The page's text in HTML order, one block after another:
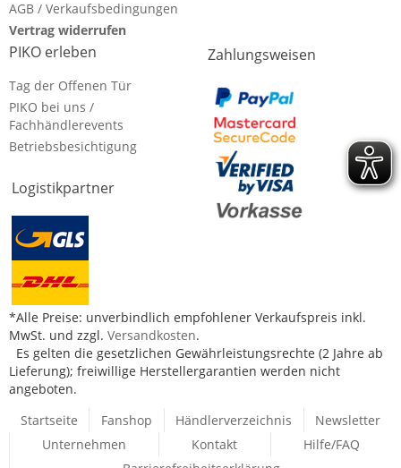
AGB / Verkaufsbedingungen
Vertrag widerrufen
PIKO erleben
Tag der Offenen Tür
PIKO bei uns /
Fachhändlerevents
Betriebsbesichtigung
Logistikpartner
Zahlungsweisen
*Alle Preise: unverbindlich empfohlener Verkaufspreis inkl.
MwSt. und zzgl. Versandkosten.
Es gelten die gesetzlichen Gewährleistungsrechte (2 Jahre ab
Lieferung); freiwillige Herstellergarantien werden nicht
angeboten.
Startseite
Fanshop Händlerverzeichnis
Newsletter
Unternehmen
Kontakt
Hilfe/FAQ